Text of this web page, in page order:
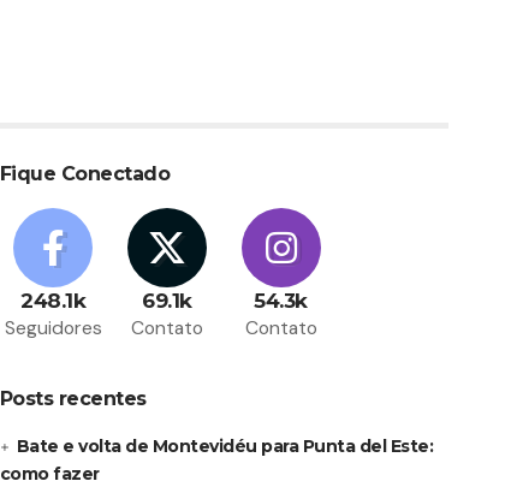
Fique Conectado
248.1k
Seguidores
69.1k
Contato
54.3k
Contato
Posts recentes
Bate e volta de Montevidéu para Punta del Este:
como fazer